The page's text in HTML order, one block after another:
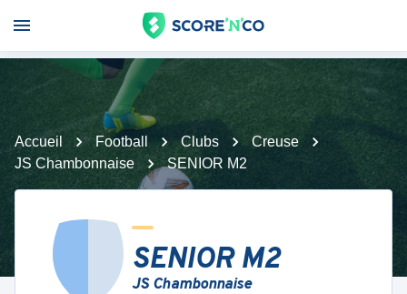
Accueil Football Clubs
Creuse
JS Chambonnaise
SENIOR M2
SENIOR M2
JS Chambonnaise